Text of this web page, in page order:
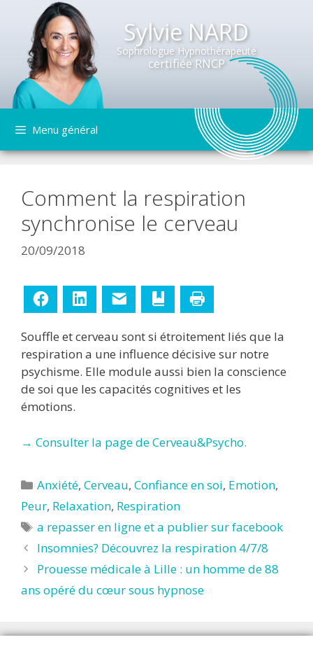
Sylvie NARD
Sophrologue Hypnothérapeute
certifiée RNCP
contenu
Menu général
Comment la respiration
synchronise le cerveau
20/09/2018
Facebook LinkedIn Ajouter aux favoris
Souffle et cerveau sont si étroitement liés que la
respiration a une influence décisive sur notre
psychisme. Elle module aussi bien la conscience
de soi que les capacités cognitives et les
émotions.
→ Consulter la page de Cerveau&Psycho.
Catégories
Anxiété,Cerveau,Confiance en soi, Emotion,
Peur, Relaxation, Respiration
Étiquettes
a repasser en ligne et a publier sur facebook
Insomnies? Découvrez la respiration 4/7/8
Prouesse médicale à Lille : un homme de 88
ans opéré du cœur sous hypnose